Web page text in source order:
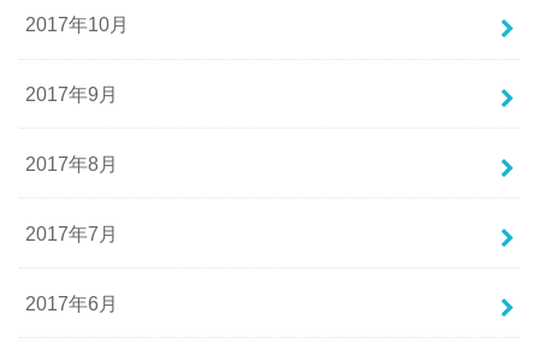
2017年10月
2017年9月
2017年8月
2017年7月
2017年6月